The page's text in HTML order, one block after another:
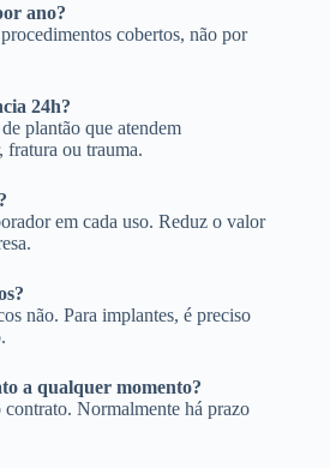
ano?
cobertos, não por
24h?
plantão que atendem
fratura ou trauma.
em cada uso. Reduz o valor
não. Para implantes, é preciso
a qualquer momento?
Normalmente há prazo